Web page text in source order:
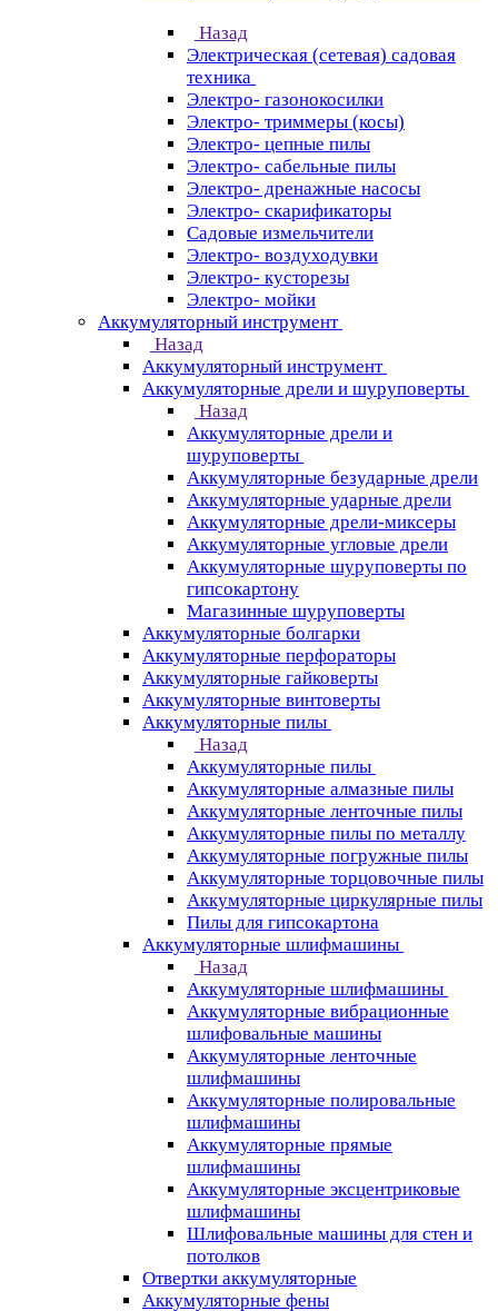
Назад
Электрическая (сетевая) садовая
техника
Электро- газонокосилки
Электро- триммеры (косы)
Электро- цепные пилы
Электро- сабельные пилы
Электро- дренажные насосы
Электро- скарификаторы
Садовые измельчители
Электро- воздуходувки
Электро- кусторезы
Электро- мойки
Аккумуляторный инструмент
Назад
Аккумуляторный инструмент
Аккумуляторные дрели и шуруповерты
Назад
Аккумуляторные дрели и
шуруповерты
Аккумуляторные безударные дрели
Аккумуляторные ударные дрели
Аккумуляторные дрели-миксеры
Аккумуляторные угловые дрели
Аккумуляторные шуруповерты по
гипсокартону
Магазинные шуруповерты
Аккумуляторные болгарки
Аккумуляторные перфораторы
Аккумуляторные гайковерты
Аккумуляторные винтоверты
Аккумуляторные пилы
Назад
Аккумуляторные пилы
Аккумуляторные алмазные пилы
Аккумуляторные ленточные пилы
Аккумуляторные пилы по металлу
Аккумуляторные погружные пилы
Аккумуляторные торцовочные пилы
Аккумуляторные циркулярные пилы
Пилы для гипсокартона
Аккумуляторные шлифмашины
Назад
Аккумуляторные шлифмашины
Аккумуляторные вибрационные
шлифовальные машины
Аккумуляторные ленточные
шлифмашины
Аккумуляторные полировальные
шлифмашины
Аккумуляторные прямые
шлифмашины
Аккумуляторные эксцентриковые
шлифмашины
Шлифовальные машины для стен и
потолков
Отвертки аккумуляторные
Аккумуляторные фены